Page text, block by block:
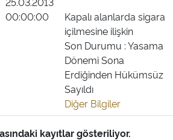
00:00:00
Kapalı alanlarda sigara
içilmesine ilişkin
Son Durumu : Yasama
Dönemi Sona
Erdiğinden Hükümsüz
Sayıldı
Diğer Bilgiler
kayıtlar gösteriliyor.